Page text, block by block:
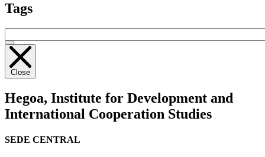
Tags
Close
Hegoa, Institute for Development and
International Cooperation Studies
SEDE CENTRAL